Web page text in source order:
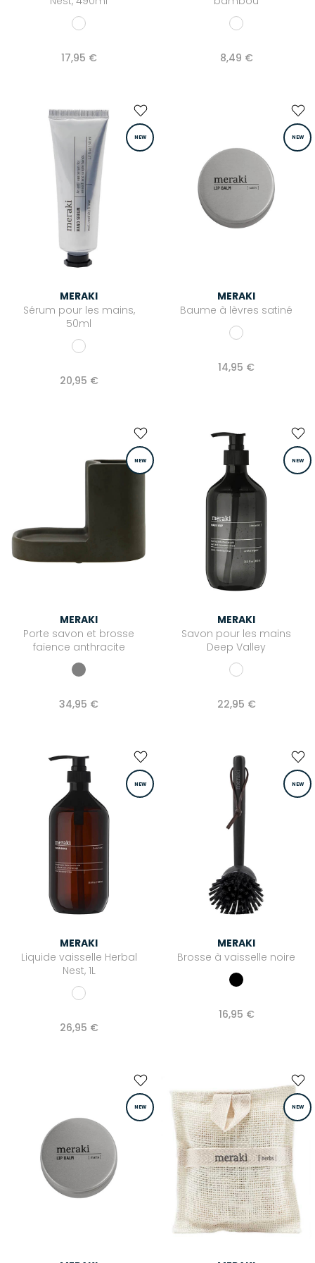
Mira Mikati
Newtone
Pascale Monvoisin
Stone Paris
Xirena
17,95 € 8,49 €
NEW
MERAKI
Sérum pour les mains,
50ml
20,95 €
NEW
MERAKI
Baume à lèvres satiné
14,95 €
NEW
MERAKI
Porte savon et brosse
faïence anthracite
34,95 €
NEW
MERAKI
Savon pour les mains
Deep Valley
22,95 €
NEW
MERAKI
Liquide vaisselle Herbal
Nest, 1L
26,95 €
NEW
MERAKI
Brosse à vaisselle noire
16,95 €
NEW NEW